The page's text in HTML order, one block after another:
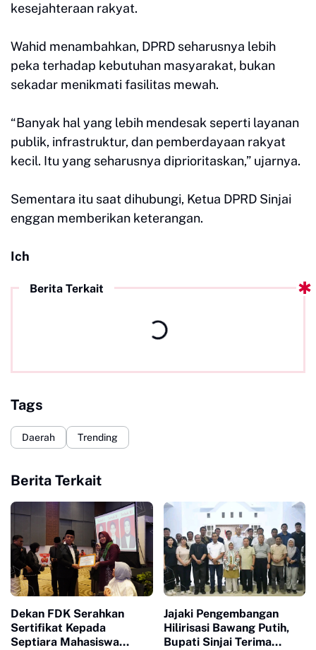
kesejahteraan rakyat.
Wahid menambahkan, DPRD seharusnya lebih
peka terhadap kebutuhan masyarakat, bukan
sekadar menikmati fasilitas mewah.
“Banyak hal yang lebih mendesak seperti layanan
publik, infrastruktur, dan pemberdayaan rakyat
kecil. Itu yang seharusnya diprioritaskan,” ujarnya.
Sementara itu saat dihubungi, Ketua DPRD Sinjai
enggan memberikan keterangan.
Ich
Berita Terkait
Tags
Daerah Trending
Berita Terkait
Dekan FDK Serahkan
Sertifikat Kepada
Septiara Mahasiswa
Jajaki Pengembangan
Hilirisasi Bawang Putih,
Bupati Sinjai Terima